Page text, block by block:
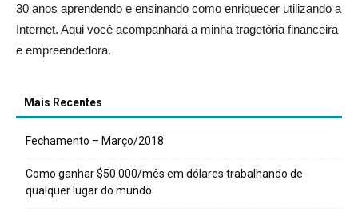
30 anos aprendendo e ensinando como enriquecer utilizando a
Internet. Aqui você acompanhará a minha tragetória financeira
e empreendedora.
Mais Recentes
Fechamento – Março/2018
Como ganhar $50.000/mês em dólares trabalhando de
qualquer lugar do mundo